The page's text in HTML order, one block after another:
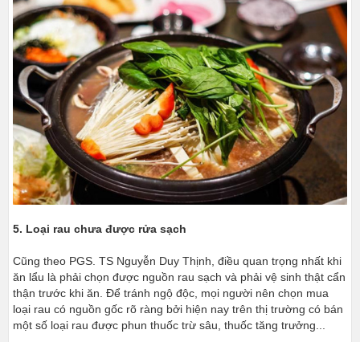
5. Loại rau chưa được rửa sạch
Cũng theo PGS. TS Nguyễn Duy Thịnh, điều quan trọng nhất khi
ăn lẩu là phải chọn được nguồn rau sạch và phải vệ sinh thật cẩn
thận trước khi ăn. Để tránh ngộ độc, mọi người nên chọn mua
loại rau có nguồn gốc rõ ràng bởi hiện nay trên thị trường có bán
một số loại rau được phun thuốc trừ sâu, thuốc tăng trưởng...